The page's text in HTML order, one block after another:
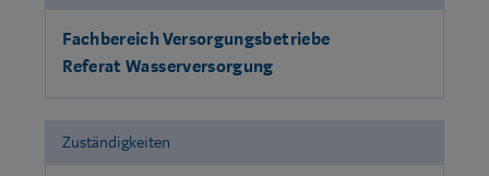
Fachbereich Versorgungsbetriebe
Referat Wasserversorgung
Zuständigkeiten